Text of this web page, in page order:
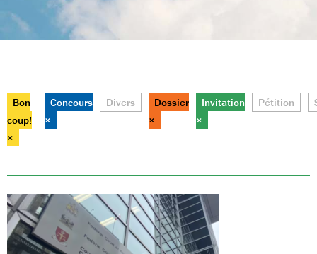
Bon
coup!
×
Concours
×
Divers
Dossier
×
Invitation
×
Pétition